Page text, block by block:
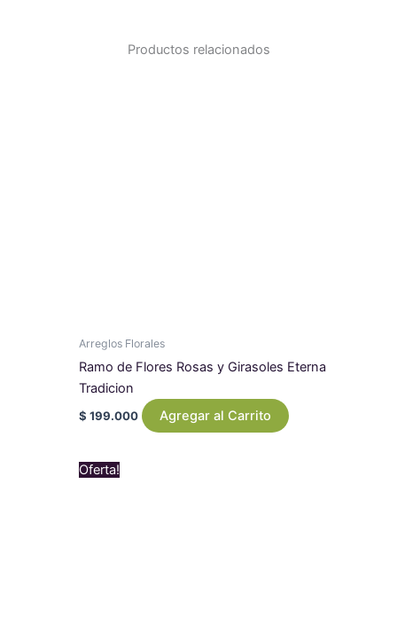
Productos relacionados
Arreglos Florales
Ramo de Flores Rosas y Girasoles Eterna
Tradicion
$ 199.000 Agregar al Carrito
Oferta!